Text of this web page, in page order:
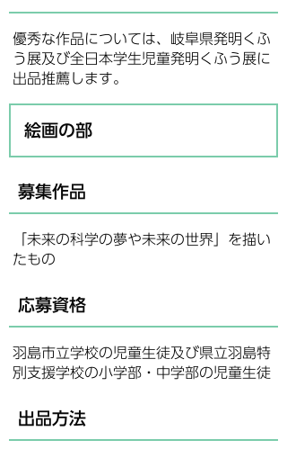
優秀な作品については、岐阜県発明くふ
う展及び全日本学生児童発明くふう展に
出品推薦します。
絵画の部
募集作品
「未来の科学の夢や未来の世界」を描い
たもの
応募資格
羽島市立学校の児童生徒及び県立羽島特
別支援学校の小学部・中学部の児童生徒
出品方法